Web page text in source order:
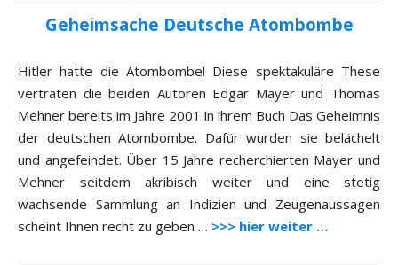
Geheimsache Deutsche Atombombe
Hitler hatte die Atombombe! Diese spektakuläre These
vertraten die beiden Autoren Edgar Mayer und Thomas
Mehner bereits im Jahre 2001 in ihrem Buch Das Geheimnis
der deutschen Atombombe. Dafür wurden sie belächelt
und angefeindet. Über 15 Jahre recherchierten Mayer und
Mehner seitdem akribisch weiter und eine stetig
wachsende Sammlung an Indizien und Zeugenaussagen
scheint Ihnen recht zu geben … >>> hier weiter …